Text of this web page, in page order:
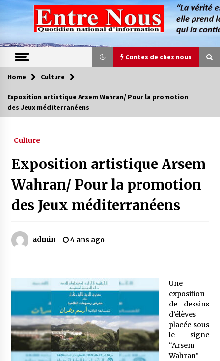
content
Contes de chez nous
Contes de chez nous
Magie de sorcier
4 ans ago
Oum el Gaïla / L’ogresse du M’zab
4 ans ago
Quand on va vite
5 ans ago
« Père, tiens-moi, je vais tomber ! »
5 ans ago
Home Culture
Exposition artistique Arsem Wahran/ Pour la promotion
des Jeux méditerranéens
Culture
Exposition artistique Arsem
Wahran/ Pour la promotion
des Jeux méditerranéens
admin 4 ans ago
Une
exposition
de dessins
d’élèves
placée sous
le signe
“Arsem
Wahran”